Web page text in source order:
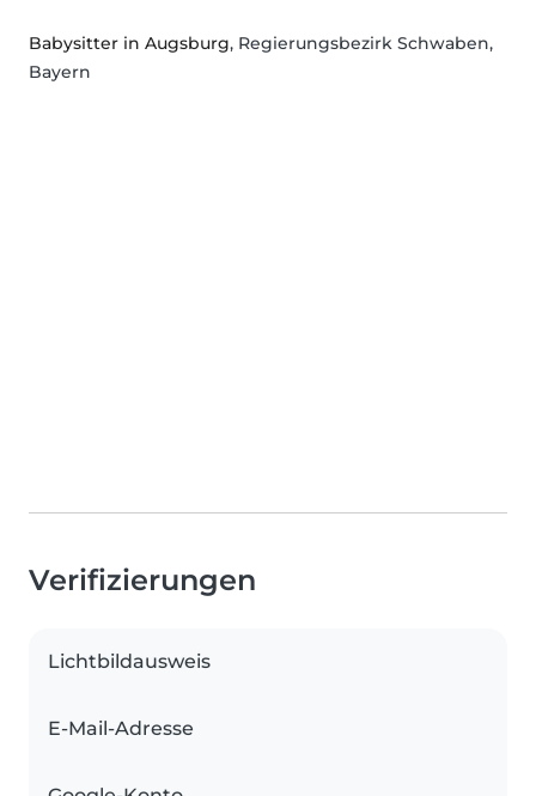
Babysitter in Augsburg, Regierungsbezirk Schwaben,
Bayern
Verifizierungen
Lichtbildausweis
E-Mail-Adresse